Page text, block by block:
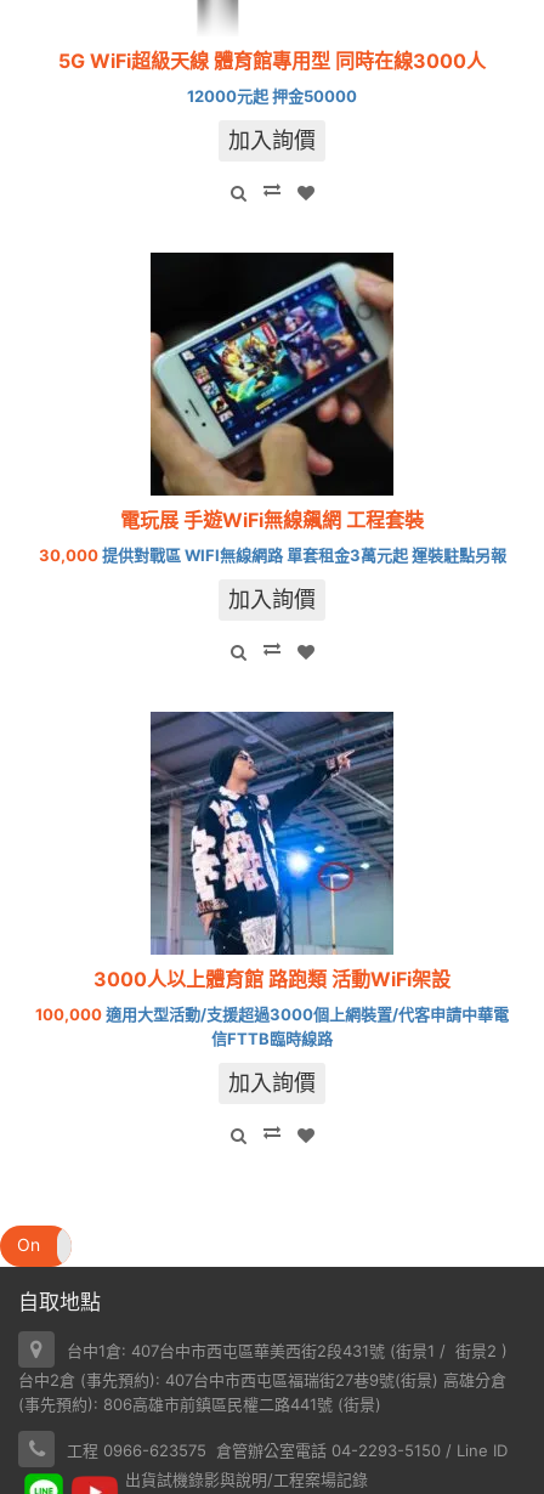
5G WiFi超級天線 體育館專用型 同時在線3000人
12000元起 押金50000
加入詢價
電玩展 手遊WiFi無線飆網 工程套裝
30,000提供對戰區 WIFI無線網路 單套租金3萬元起 運裝駐點另報
加入詢價
3000人以上體育館 路跑類 活動WiFi架設
100,000適用大型活動/支援超過3000個上網裝置/代客申請中華電
信FTTB臨時線路
加入詢價
On
自取地點
台中1倉: 407台中市西屯區華美西街2段431號 (街景1 / 街景2 )
台中2倉 (事先預約): 407台中市西屯區福瑞街27巷9號(街景) 高雄分倉
(事先預約): 806高雄市前鎮區民權二路441號 (街景)
工程 0966-623575 倉管辦公室電話 04-2293-5150 / Line ID
出貨試機錄影與說明/工程案場記錄